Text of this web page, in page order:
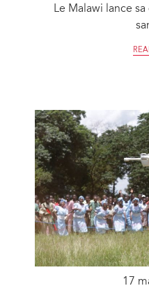
Le Malawi lance
17